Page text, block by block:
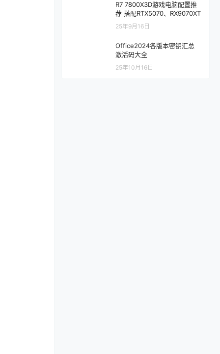
R7 7800X3D游戏电脑配置推
荐 搭配RTX5070、RX9070XT
25年9月16日
Office2024各版本密钥汇总
激活码大全
25年10月16日